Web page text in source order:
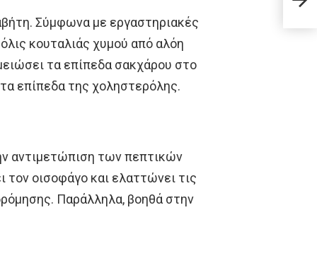
Σύμφωνα με εργαστηριακές
κουταλιάς χυμού από αλόη
τα επίπεδα σακχάρου στο
τα επίπεδα της χοληστερόλης.
αντιμετώπιση των πεπτικών
οισοφάγο και ελαττώνει τις
Παράλληλα, βοηθά στην